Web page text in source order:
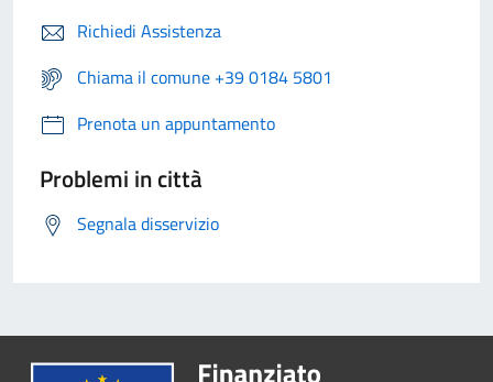
Richiedi Assistenza
Chiama il comune +39 0184 5801
Prenota un appuntamento
Problemi in città
Segnala disservizio